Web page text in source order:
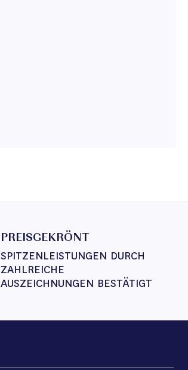
PREISGEKRÖNT
SPITZENLEISTUNGEN DURCH
ZAHLREICHE
AUSZEICHNUNGEN BESTÄTIGT